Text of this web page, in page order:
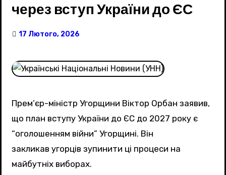
через вступ України до ЄС
17 Лютого, 2026
Прем’єр-міністр Угорщини Віктор Орбан заявив,
що план вступу України до ЄС до 2027 року є
“оголошенням війни” Угорщині. Він
закликав угорців зупинити ці процеси на
майбутніх виборах.